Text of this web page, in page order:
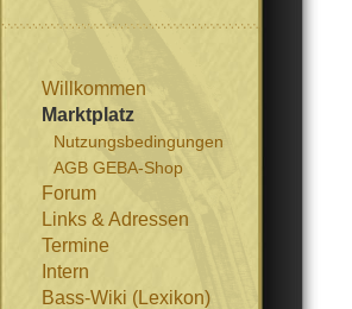
Willkommen
Marktplatz
Nutzungsbedingungen
AGB GEBA-Shop
Forum
Links & Adressen
Termine
Intern
Bass-Wiki (Lexikon)